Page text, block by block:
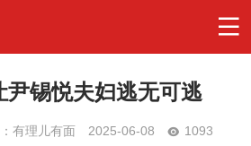
尹锡悦夫妇逃无可逃
有理儿有面 2025-06-08 1093